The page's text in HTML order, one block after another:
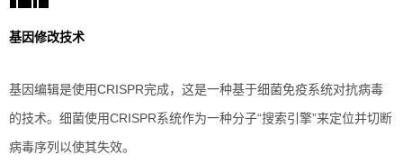
基因修改技术
基因编辑是使用CRISPR完成，这是一种基于细菌免疫系统对抗病毒
的技术。细菌使用CRISPR系统作为一种分子“搜索引擎”来定位并切断
病毒序列以使其失效。